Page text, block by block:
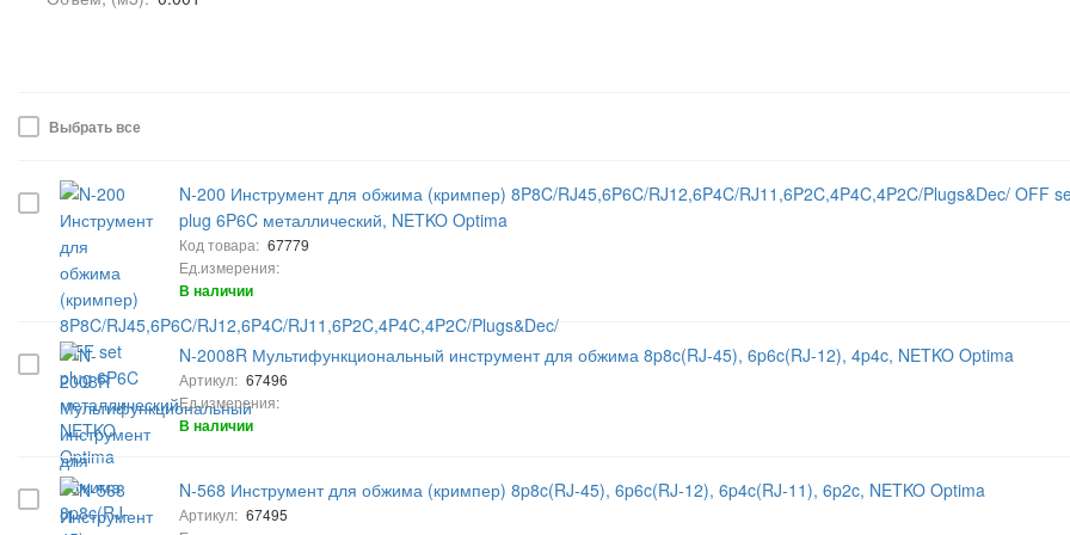
Выбрать все
N-200 Инструмент для обжима (кримпер) 8P8C/RJ45,6P6C/RJ12,6P4C/RJ11,6P2C,4P4C,4P2C/Plugs&Dec/ OFF
plug 6P6C металлический, NETKO Optima
Код товара: 67779
Ед.измерения:
В наличии
N-2008R Мультифункциональный инструмент для обжима 8p8c(RJ-45), 6p6c(RJ-12), 4p4c, NETKO Optima
Артикул: 67496
Ед.измерения:
В наличии
N-568 Инструмент для обжима (кримпер) 8p8c(RJ-45), 6p6c(RJ-12), 6p4c(RJ-11), 6p2c, NETKO Optima
Артикул: 67495